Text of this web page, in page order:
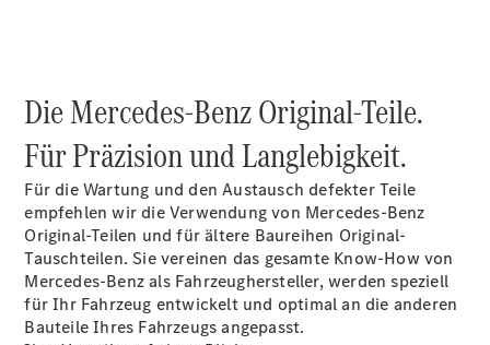
Digitale
Broschüre
Fahrzeugzubehör
Collection
Betriebsanleitungen
Die Mercedes-Benz Original-Teile.
Für Präzision und Langlebigkeit.
Für die Wartung und den Austausch defekter Teile
empfehlen wir die Verwendung von Mercedes-Benz
Original-Teilen und für ältere Baureihen Original-
Tauschteilen. Sie vereinen das gesamte Know-How von
Mercedes-Benz als Fahrzeughersteller, werden speziell
für Ihr Fahrzeug entwickelt und optimal an die anderen
Bauteile Ihres Fahrzeugs angepasst.